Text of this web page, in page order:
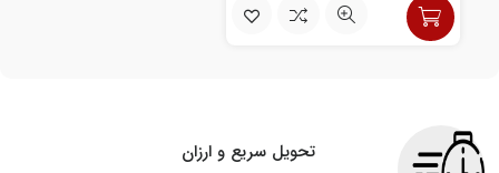
تحویل سریع و ارزان